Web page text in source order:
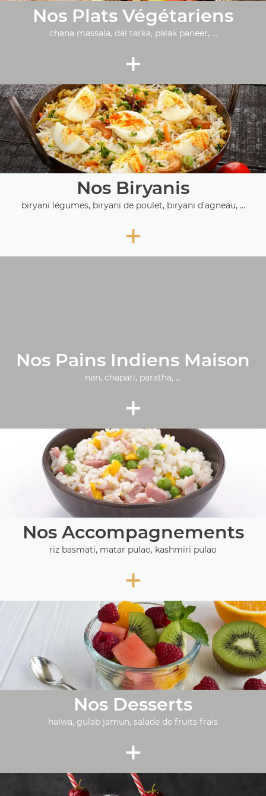
Nos Plats Végétariens
chana massala, dal tarka, palak paneer, ...
+
Nos Biryanis
biryani légumes, biryani de poulet, biryani d'agneau, ...
+
Nos Pains Indiens Maison
nan, chapati, paratha, ...
+
Nos Accompagnements
riz basmati, matar pulao, kashmiri pulao
+
Nos Desserts
halwa, gulab jamun, salade de fruits frais
+